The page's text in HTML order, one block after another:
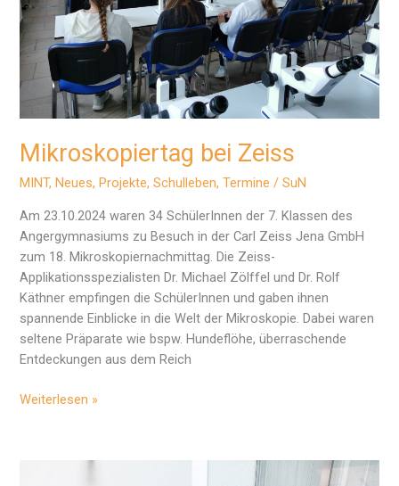
Mikroskopiertag bei Zeiss
MINT,Neues,Projekte,Schulleben,Termine /SuN
Am 23.10.2024 waren 34 SchülerInnen der 7. Klassen des
Angergymnasiums zu Besuch in der Carl Zeiss Jena GmbH
zum 18. Mikroskopiernachmittag. Die Zeiss-
Applikationsspezialisten Dr. Michael Zölffel und Dr. Rolf
Käthner empfingen die SchülerInnen und gaben ihnen
spannende Einblicke in die Welt der Mikroskopie. Dabei waren
seltene Präparate wie bspw. Hundeflöhe, überraschende
Entdeckungen aus dem Reich
Mikroskopiertag
Weiterlesen »